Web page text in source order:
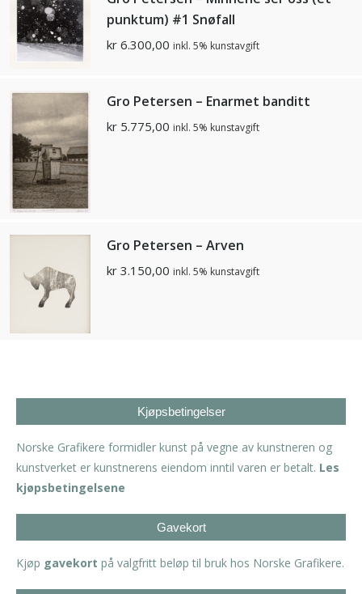
punktum) #1 Snøfall
kr 6.300,00 inkl. 5% kunstavgift
Gro Petersen – Enarmet banditt
kr 5.775,00 inkl. 5% kunstavgift
Gro Petersen – Arven
kr 3.150,00 inkl. 5% kunstavgift
Kjøpsbetingelser
Norske Grafikere formidler kunst på vegne av kunstneren og
kunstverket er kunstnerens eiendom inntil varen er betalt. Les
kjøpsbetingelsene
Gavekort
Kjøp gavekort på valgfritt beløp til bruk hos Norske Grafikere.